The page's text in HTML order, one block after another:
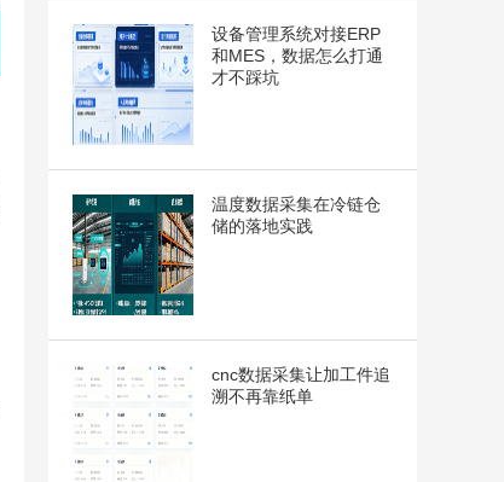
设备管理系统对接ERP
和MES，数据怎么打通
才不踩坑
温度数据采集在冷链仓
储的落地实践
cnc数据采集让加工件追
溯不再靠纸单